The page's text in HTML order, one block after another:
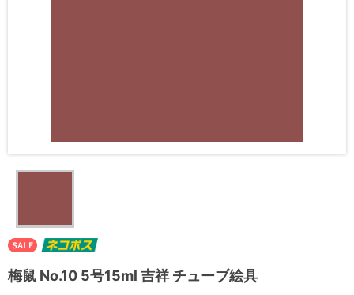
梅鼠 No.10 5号15ml 吉祥 チューブ絵具